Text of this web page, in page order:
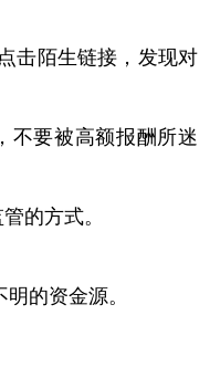
击陌生链接，发现对
不要被高额报酬所迷
的方式。
的资金源。